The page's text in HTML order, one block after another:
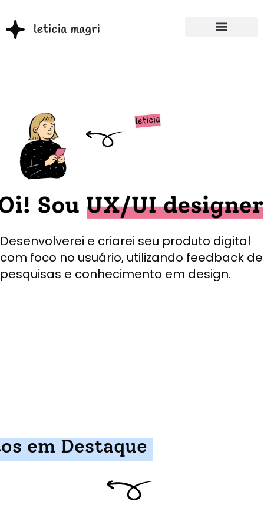
Desenvolverei e criarei seu produto digital
com foco no usuário, utilizando feedback de
pesquisas e conhecimento em design.
em Destaque